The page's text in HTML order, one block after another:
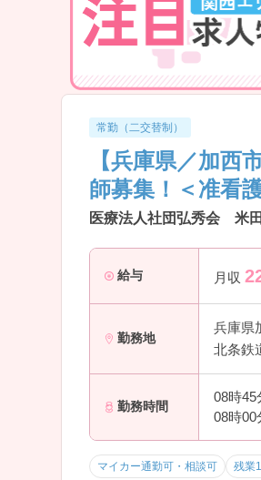
常勤（二交替制）
【兵庫県／加
師募集！＜准看
医療法人社団弘秀会 米
給与 月収
勤務地
兵庫県
北条鉄
勤務時間
08時45
08時00
マイカー通勤可・相談可 残業